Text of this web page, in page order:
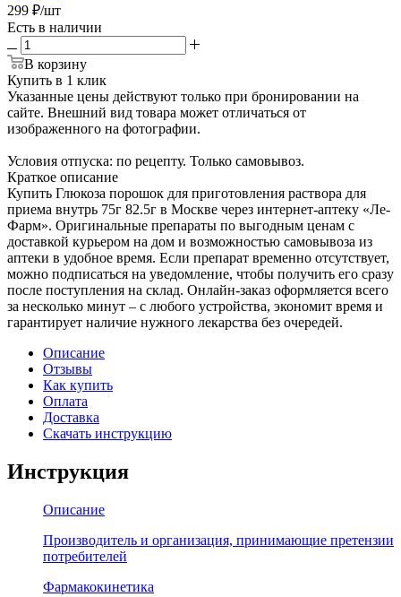
299 ₽/шт
Есть в наличии
В корзину
Купить в 1 клик
Указанные цены действуют только при бронировании на
сайте. Внешний вид товара может отличаться от
изображенного на фотографии.
Условия отпуска: по рецепту. Только самовывоз.
Краткое описание
Купить Глюкоза порошок для приготовления раствора для
приема внутрь 75г 82.5г в Москве через интернет-аптеку «Ле-
Фарм». Оригинальные препараты по выгодным ценам с
доставкой курьером на дом и возможностью самовывоза из
аптеки в удобное время. Если препарат временно отсутствует,
можно подписаться на уведомление, чтобы получить его сразу
после поступления на склад. Онлайн-заказ оформляется всего
за несколько минут – с любого устройства, экономит время и
гарантирует наличие нужного лекарства без очередей.
Описание
Отзывы
Как купить
Оплата
Доставка
Скачать инструкцию
Инструкция
Описание
Производитель и организация, принимающие претензии
потребителей
Фармакокинетика